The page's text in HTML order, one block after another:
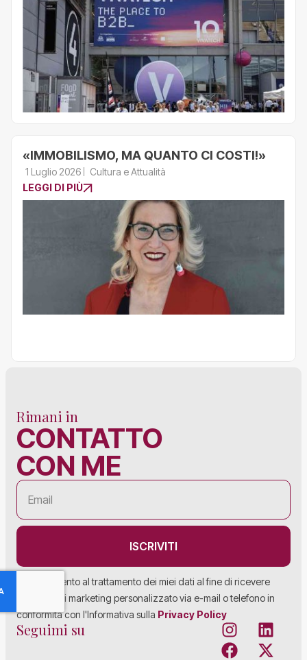
«IMMOBILISMO, MA QUANTO CI COSTI!»
1 Luglio 2026
Cultura e Attualità
LEGGI DI PIÙ
Rimani in
CONTATTO
CON ME
Acconsento al trattamento dei miei dati al fine di ricevere
materiale di marketing personalizzato via e-mail o telefono in
conformità con l'Informativa sulla Privacy Policy
ISCRIVITI
Seguimi su